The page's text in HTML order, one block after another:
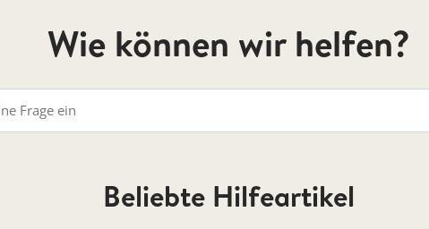
Wie können wir helfen?
Beliebte Hilfeartikel